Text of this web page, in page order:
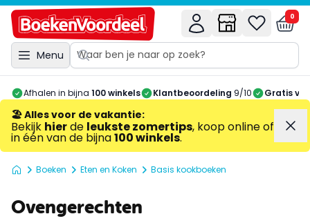
Menu
0
Afhalen in bijna 100 winkels Klantbeoordeling 9/10 Gratis
🏖️ Alles voor de vakantie:
Bekijk hierde leukste zomertips, koop online of
in één van de bijna100 winkels.
Boeken Eten en Koken Basis kookboeken
Ovengerechten